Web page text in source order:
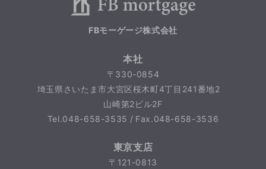
FBモーゲージ株式会社
本社
〒330-0854
埼玉県さいたま市大宮区桜木町4丁目241番地2
山崎第2ビル2F
Tel.048-658-3535 / Fax.048-658-3536
東京支店
〒121-0813